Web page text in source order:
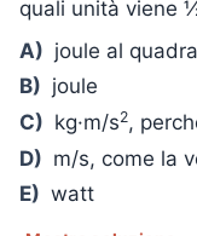
quali unità viene
A) joule al
B) joule
C) kg·m/s2,
D) m/s, come la
E) watt